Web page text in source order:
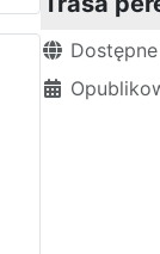
Szczegóły